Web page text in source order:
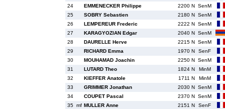
24
EMMENECKER Philippe 2200 N SenM
25
SOBRY Sebastien 2180 N SenM
26
LEMPEREUR Frederic 2222 N SenM
27
KARAGYOZIAN Edgar 2040 N SenM
28
DAURELLE Herve 2215 N SenM
29
RICHARD Emma 1970 N
SenF
30
MOUHAMAD Joachin 2250 N SenM
31
LUTARD Theo 1824 N
MinM
32
KIEFFER Anatole 1711 N
MinM
33
GRIMMER Jonathan 2030 N SenM
34
COUPET Pascal 2370 N SenM
35 mf MULLER Anne 2151 N
SenF